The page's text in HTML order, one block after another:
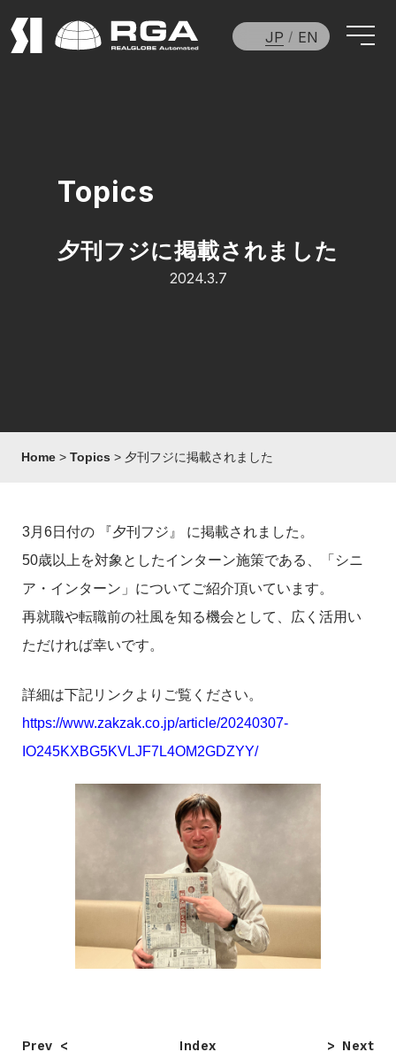
Topics
夕刊フジに掲載されました
2024.3.7
Home Topics 夕刊フジに掲載されました
3月6日付の 『夕刊フジ』 に掲載されました。
50歳以上を対象としたインターン施策である、「シニ
ア・インターン」についてご紹介頂いています。
再就職や転職前の社風を知る機会として、広く活用い
ただければ幸いです。
詳細は下記リンクよりご覧ください。
https://www.zakzak.co.jp/article/20240307-
IO245KXBG5KVLJF7L4OM2GDZYY/
Prev Index Next
JP EN